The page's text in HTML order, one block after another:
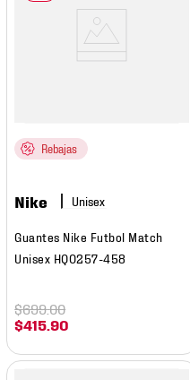
Rebajas
Nike
Guantes Nike Futbol Match
Unisex HQ0257-458
$415 .90
$699.00